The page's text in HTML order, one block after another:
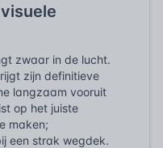
zwaar in de lucht.
zijn definitieve
langzaam vooruit
op het juiste
maken;
een strak wegdek.